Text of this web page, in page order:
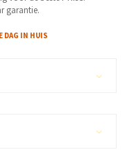
garantie.
DAG IN HUIS